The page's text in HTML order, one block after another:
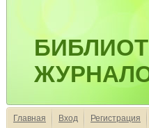
Главная Вход Регистрация